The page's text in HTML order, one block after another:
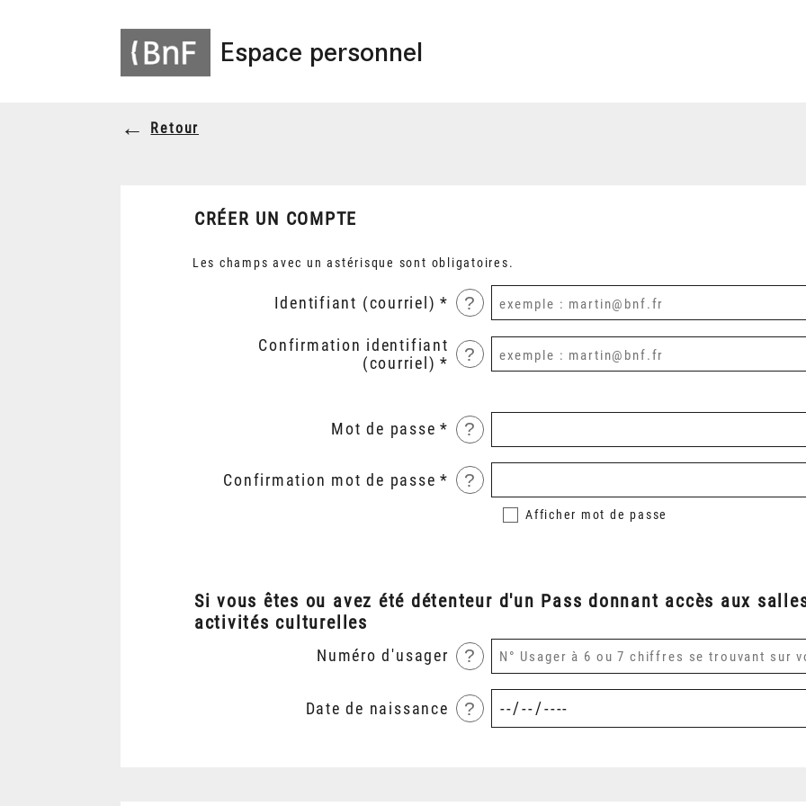
Espace personnel
Retour
CRÉER UN COMPTE
Les champs avec un astérisque sont obligatoires.
Identifiant (courriel) ?
Confirmation identifiant
(courriel)
?
Mot de passe ?
Confirmation mot de passe ?
Afficher mot de passe
Si vous êtes ou avez été détenteur d'un Pass donnant accès aux
activités culturelles
Numéro d'usager ?
Date de naissance ?